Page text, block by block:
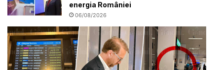
energia României
06/08/2026